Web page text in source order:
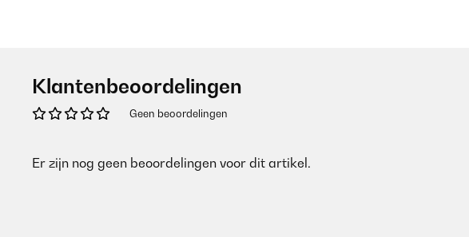
Klantenbeoordelingen
Geen beoordelingen
Er zijn nog geen beoordelingen voor dit artikel.